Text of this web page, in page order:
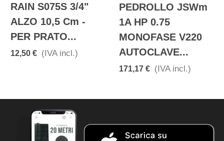
RAIN S075S 3/4"
ALZO 10,5 Cm -
PER PRATO...
12,50 € (IVA incl.)
PEDROLLO JSWm
1A HP 0.75
MONOFASE V220
AUTOCLAVE...
171,17 € (IVA incl.)